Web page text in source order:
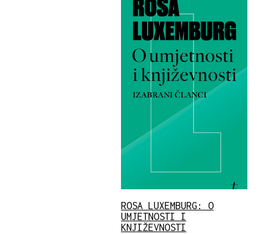
ROSA LUXEMBURG: O
UMJETNOSTI I
KNJIŽEVNOSTI